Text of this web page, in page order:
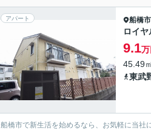
アパート 船橋市
ロイヤ
9.1万
45.49
東武
船橋市で新生活を始めるなら、お気軽に当社